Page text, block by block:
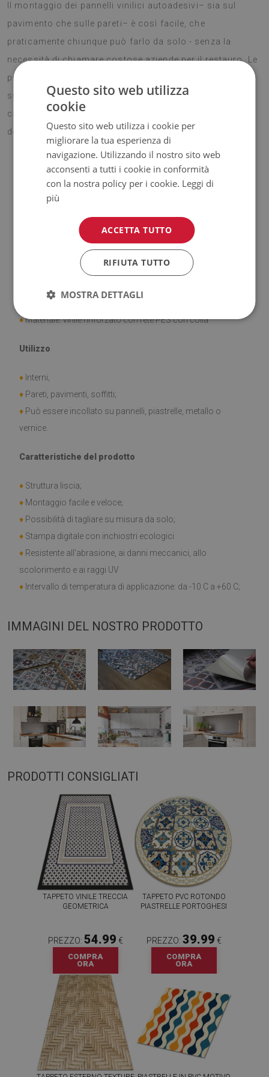
Il montaggio dei pannelli vinilici autoadesivi– sia sul
pavimento che sulle pareti– è così facile, che
praticamente chiunque può farlo da solo - senza la
necessità di chiamare costose aziende per il restauro. Le
piastrelle in PVC possono essere incollate praticamente
su qualsiasi superficie, grazie alle quali potremmo
cambiare velocemente l'arredamento dell'interno e
donargli un nuovo carattere.
ATTENZIONE!
♦Materiale: vinile rinforzato con rete PES con colla
Utilizzo
♦ Interni;
♦ Pareti, pavimenti, soffitti;
♦ Può essere incollato su pannelli, piastrelle, metallo o
vernice.
Caratteristiche del prodotto
♦ Struttura liscia;
♦ Montaggio facile e veloce;
♦ Possibilità di tagliare su misura da solo;
♦ Stampa digitale con inchiostri ecologici
♦ Resistente all'abrasione, ai danni meccanici, allo
scolorimento e ai raggi UV
♦ Intervallo di temperatura di applicazione: da -10 C a +60 C;
IMMAGINI DEL NOSTRO PRODOTTO
PRODOTTI CONSIGLIATI
TAPPETO VINILE TRECCIA
GEOMETRICA
PREZZO: 54.99 €
COMPRA
ORA
TAPPETO PVC ROTONDO
PIASTRELLE PORTOGHESI
PREZZO: 39.99 €
COMPRA
ORA
Questo sito web utilizza
cookie
Questo sito web utilizza i cookie per
migliorare la tua esperienza di
navigazione. Utilizzando il nostro sito web
acconsenti a tutti i cookie in conformità
con la nostra policy per i cookie. Leggi di
più
ACCETTA TUTTO
RIFIUTA TUTTO
MOSTRA DETTAGLI